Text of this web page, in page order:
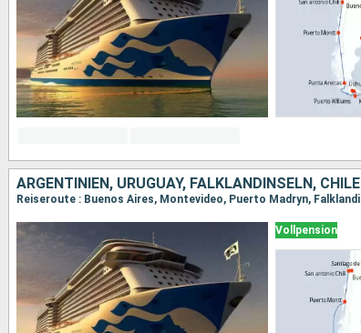
ARGENTINIEN, URUGUAY, FALKLANDINSELN, CHILE
Vollpension